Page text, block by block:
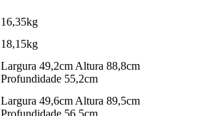
16,35kg
18,15kg
Largura 49,2cm Altura 88,8cm
Profundidade 55,2cm
Largura 49,6cm Altura 89,5cm
Profundidade 56,5cm